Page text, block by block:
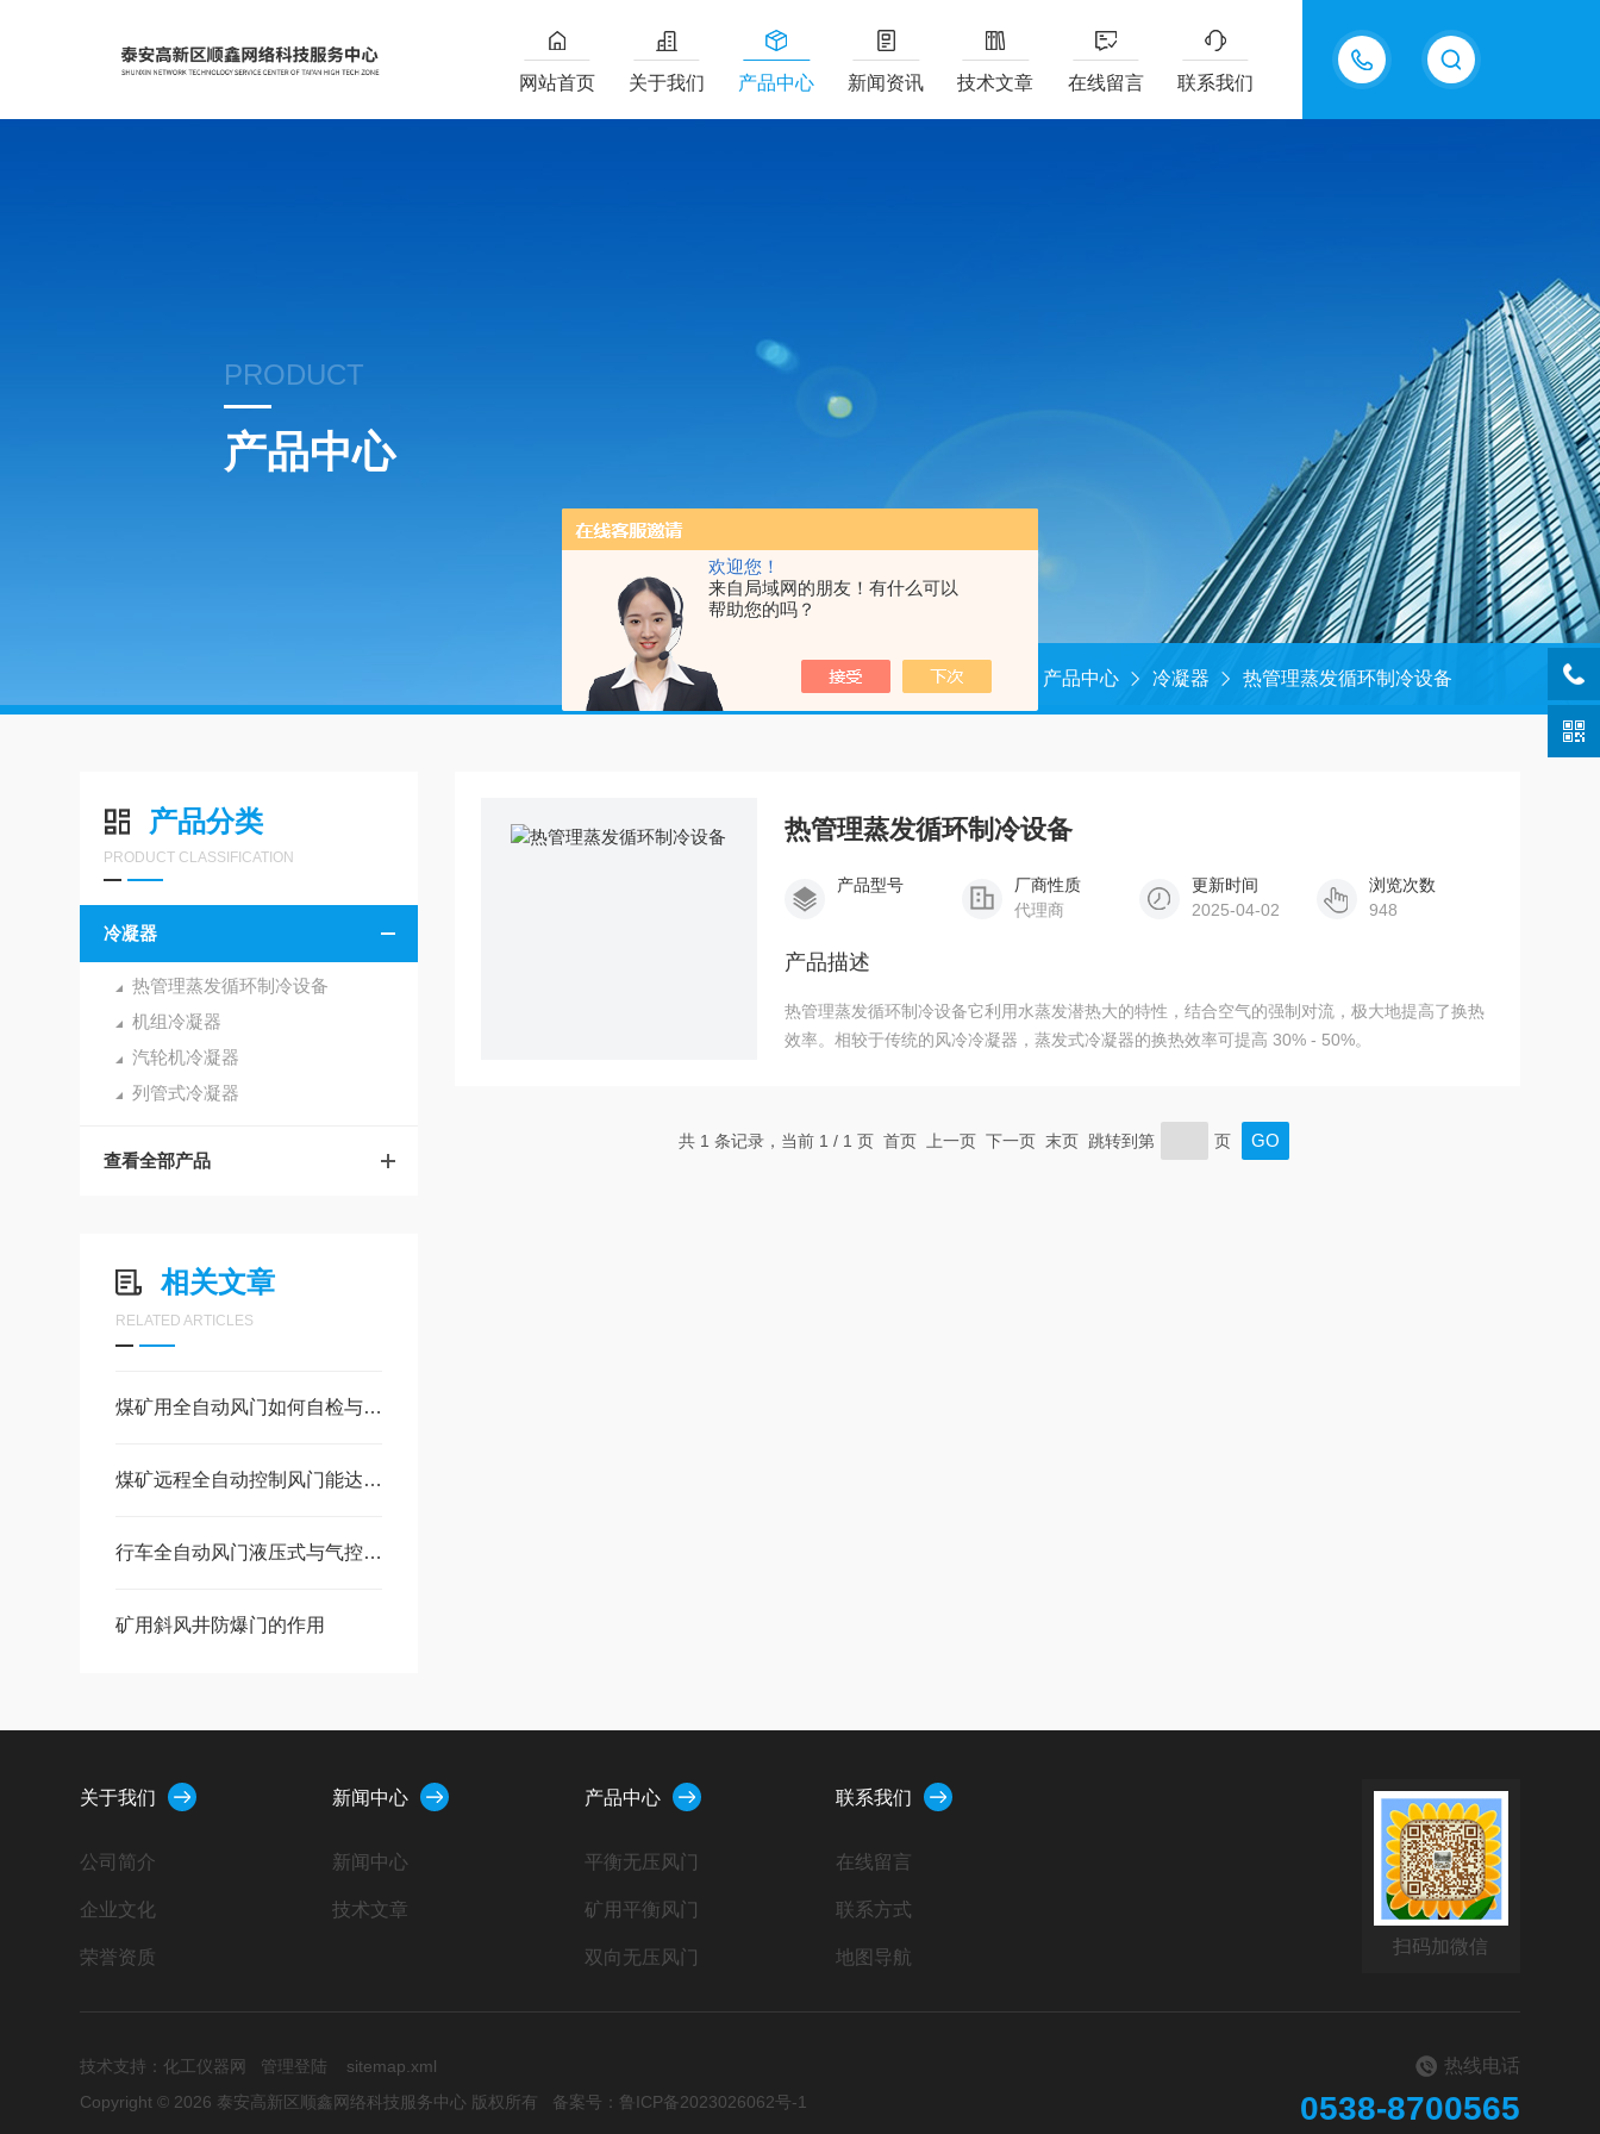
欢迎您！
来自局域网的朋友！有什么可以
帮助您的吗？
18605483306
网站首页 关于我们 产品中心 新闻资讯 技术文章 在线留言 联系我们
PRODUCT
产品中心
当前位置： 产品中心 冷凝器 热管理蒸发循环制冷设备
产品分类
PRODUCT CLASSIFICATION
冷凝器
热管理蒸发循环制冷设备
机组冷凝器
汽轮机冷凝器
列管式冷凝器
查看全部产品
相关文章
RELATED ARTICLES
煤矿用全自动风门如何自检与维护
煤矿远程全自动控制风门能达到地面监控自动风门吗
行车全自动风门液压式与气控式哪个用
矿用斜风井防爆门的作用
热管理蒸发循环制冷设备
产品型号
厂商性质
代理商
更新时间
2025-04-02
浏览次数
948
产品描述
热管理蒸发循环制冷设备它利用水蒸发潜热大的特性，结合空气的强制对流，极大地提高了换热
效率。相较于传统的风冷冷凝器，蒸发式冷凝器的换热效率可提高 30% - 50%。
共 1 条记录，当前 1 / 1 页 首页 上一页 下一页 末页 跳转到第 页
关于我们
公司简介
企业文化
荣誉资质
新闻中心
新闻中心
技术文章
产品中心
平衡无压风门
矿用平衡风门
双向无压风门
矿用防水门
联系我们
在线留言
联系方式
地图导航
扫码加微信
技术支持： 化工仪器网 管理登陆
sitemap.xml
Copyright © 2026 泰安高新区顺鑫网络科技服务中心 版权所有 备案号：鲁ICP备2023026062号-1
热线电话
0538-8700565